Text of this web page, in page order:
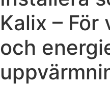
Kalix – För
och